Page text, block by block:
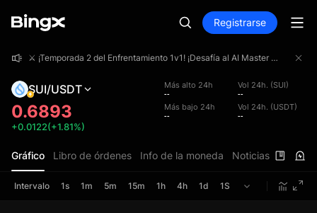
Registrarse
⚔️ ¡Temporada 2 del Enfrentamiento 1v1! ¡Desafía al AI Master uno contra uno y participa por una bolsa de premios de 4 000 000 USDT!
SUI/USDT
0.6893
+0.0122(+1.81%)
Más alto 24h
--
Vol 24h. (SUI)
--
Más bajo 24h
--
Vol 24h. (USDT)
--
Gráfico Libro de órdenes Info de la moneda Noticias
Intervalo 1s 1m 5m 15m 1h 4h 1d 1S